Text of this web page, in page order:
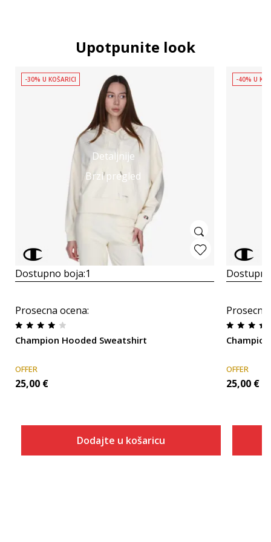
Upotpunite look
Detaljnije
Brzi pregled
-30% U KOŠARICI
Dostupno boja:1
Prosecna ocena:
Champion Hooded Sweatshirt
OFFER
25,00 €
Dodajte u košaricu
-40% U
Champion
OFFER
25,00 €